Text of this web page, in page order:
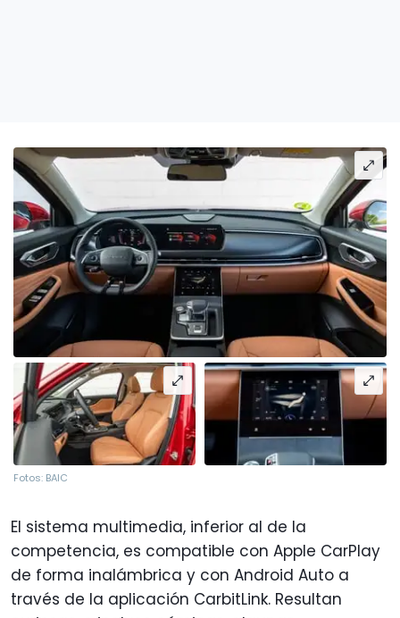
Fotos: BAIC
El sistema multimedia, inferior al de la
competencia, es compatible con Apple CarPlay
de forma inalámbrica y con Android Auto a
través de la aplicación CarbitLink. Resultan